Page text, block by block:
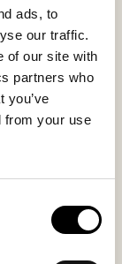
ads, to
our traffic.
of our site with
partners who
you’ve
from your use
komfort i
levande och
som
i ull och
den
autentiska